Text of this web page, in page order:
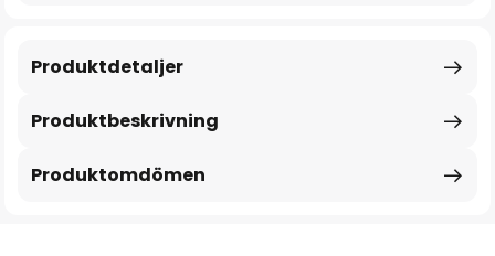
Produktbeskrivning
Produktdetaljer
Produktomdömen